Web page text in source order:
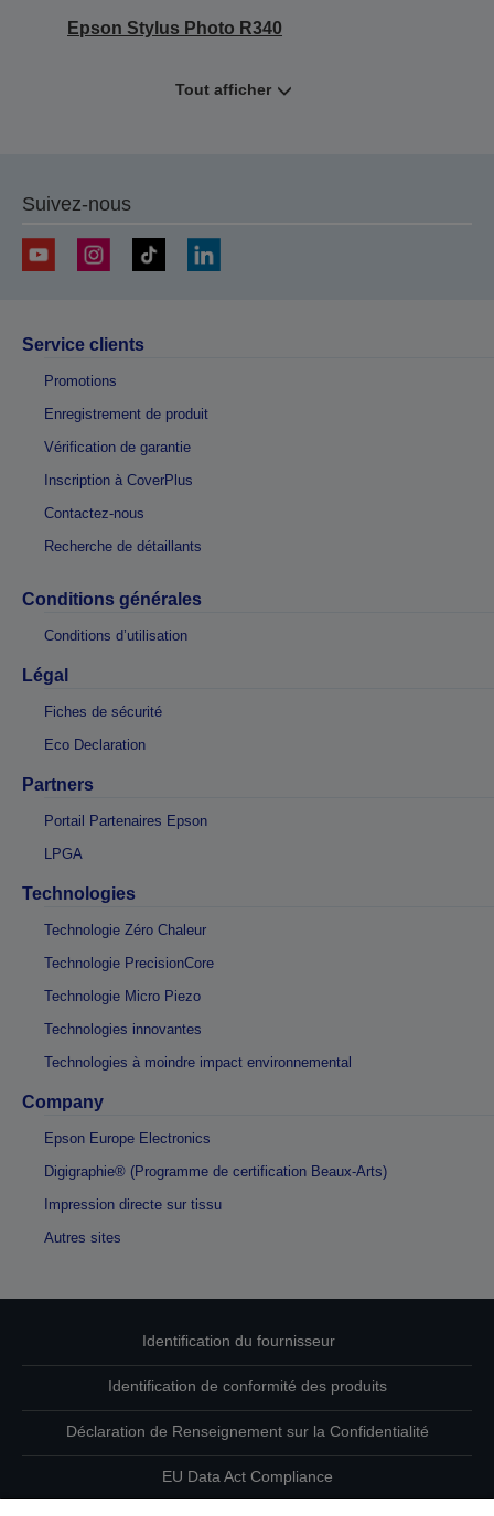
Epson Stylus Photo R340
Tout afficher
Suivez-nous
Service clients
Promotions
Enregistrement de produit
Vérification de garantie
Inscription à CoverPlus
Contactez-nous
Recherche de détaillants
Conditions générales
Conditions d’utilisation
Légal
Fiches de sécurité
Eco Declaration
Partners
Portail Partenaires Epson
LPGA
Technologies
Technologie Zéro Chaleur
Technologie PrecisionCore
Technologie Micro Piezo
Technologies innovantes
Technologies à moindre impact environnemental
Company
Epson Europe Electronics
Digigraphie® (Programme de certification Beaux-Arts)
Impression directe sur tissu
Autres sites
Identification du fournisseur
Identification de conformité des produits
Déclaration de Renseignement sur la Confidentialité
EU Data Act Compliance